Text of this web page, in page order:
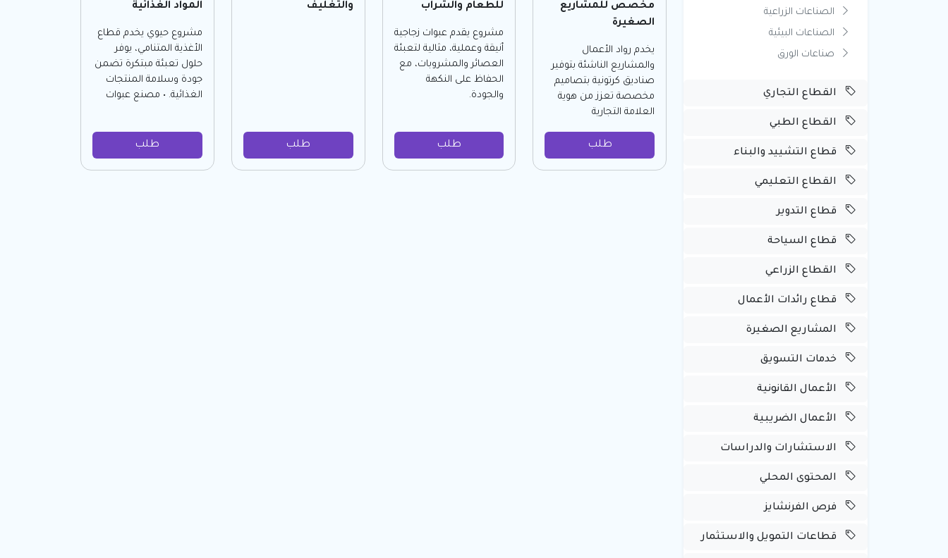
الصناعات الزراعية
الصناعات البيئية
صناعات الورق
القطاع التجاري
القطاع الطبي
قطاع التشييد والبناء
القطاع التعليمي
قطاع التدوير
قطاع السياحة
القطاع الزراعي
قطاع رائدات الأعمال
المشاريع الصغيرة
خدمات التسويق
الأعمال القانونية
الأعمال الضريبية
الاستشارات والدراسات
المحتوى المحلي
فرص الفرنشايز
قطاعات التمويل والاستثمار
مخصص للمشاريع
الصغيرة
يخدم رواد الأعمال
والمشاريع الناشئة بتوفير
صناديق كرتونية بتصاميم
مخصصة تعزز من هوية
العلامة التجارية
طلب
للطعام والشراب
مشروع يقدم عبوات زجاجية
أنيقة وعملية، مثالية لتعبئة
العصائر والمشروبات، مع
الحفاظ على النكهة
والجودة.
طلب
والتغليف
طلب
المواد الغذائية
مشروع حيوي يخدم قطاع
الأغذية المتنامي، يوفر
حلول تعبئة مبتكرة تضمن
جودة وسلامة المنتجات
الغذائية. • مصنع عبوات
طلب